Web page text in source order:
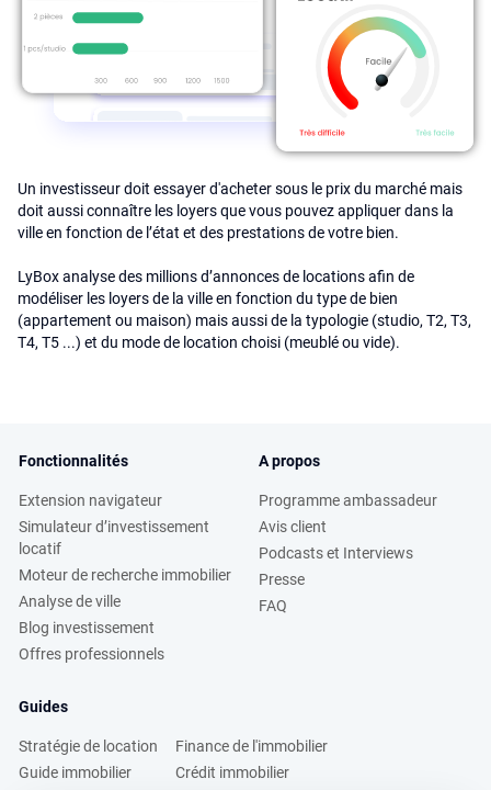
Un investisseur doit essayer d'acheter sous le prix du marché mais
doit aussi connaître les loyers que vous pouvez appliquer dans la
ville en fonction de l’état et des prestations de votre bien.
LyBox analyse des millions d’annonces de locations afin de
modéliser les loyers de la ville en fonction du type de bien
(appartement ou maison) mais aussi de la typologie (studio, T2, T3,
T4, T5 ...) et du mode de location choisi (meublé ou vide).
Fonctionnalités
Extension navigateur
Simulateur d’investissement
locatif
Moteur de recherche immobilier
Analyse de ville
Blog investissement
Offres professionnels
A propos
Programme ambassadeur
Avis client
Podcasts et Interviews
Presse
FAQ
Guides
Stratégie de location
Guide immobilier
Finance de l'immobilier
Crédit immobilier